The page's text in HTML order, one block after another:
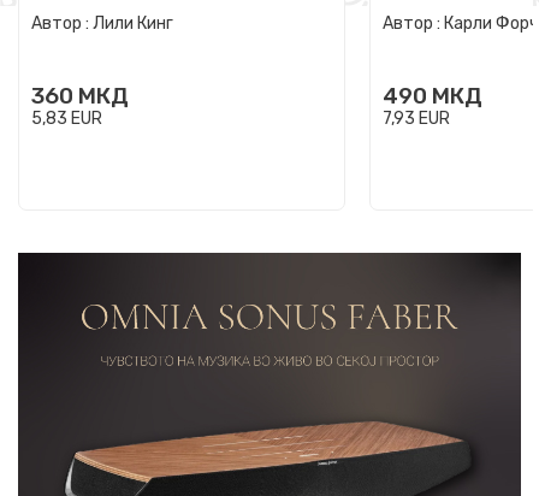
Автор : Лили Кинг
360 МКД
5,83 EUR
Автор : Карли
490 МКД
7,93 EUR